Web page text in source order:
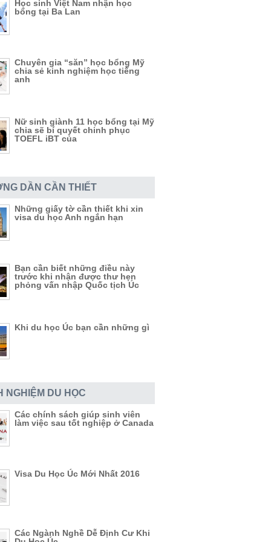
Học sinh Việt Nam nhận học
bổng tại Ba Lan
Chuyên gia “săn” học bổng Mỹ
chia sẻ kinh nghiệm học tiếng
anh
Nữ sinh giành 11 học bổng tại Mỹ
chia sẽ bí quyết chinh phục
TOEFL iBT của
DẦN CẦN THIẾT
Những giấy tờ cần thiết khi xin
visa du học Anh ngắn hạn
Bạn cần biết những điều này
trước khi nhận được thư hẹn
phỏng vấn nhập Quốc tịch Úc
Khi du học Úc bạn cần những gì
NGHIỆM DU HỌC
Các chính sách giúp sinh viên
làm việc sau tốt nghiệp ở Canada
Visa Du Học Úc Mới Nhất 2016
Các Ngành Nghề Dễ Định Cư Khi